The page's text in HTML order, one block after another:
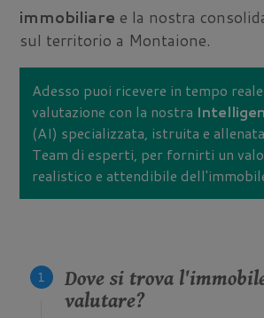
immobiliare e la nostra
sul territorio a Montaione.
Adesso puoi ricevere in tempo
valutazione con la nostra
(AI) specializzata, istruita e
Team di esperti, per fornirti un
realistico e attendibile
Dove si trova
valutare?